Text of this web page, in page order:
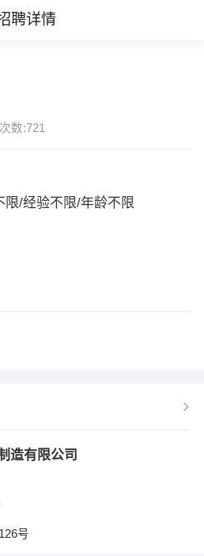
聘详情
数:721
限/经验不限/年龄不限
造有限公司
号